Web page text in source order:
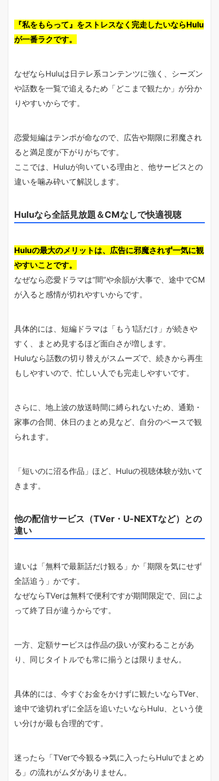
『私をもらって』をストレスなく完走したいならHulu
が一番ラクです。
なぜならHuluは日テレ系コンテンツに強く、シーズン
や話数を一覧で追えるため「どこまで観たか」が分か
りやすいからです。
恋愛短編はテンポが命なので、広告や期限に邪魔され
ると満足度が下がりがちです。
ここでは、Huluが向いている理由と、他サービスとの
違いを噛み砕いて解説します。
Huluなら全話見放題＆CMなしで快適視聴
Huluの最大のメリットは、広告に邪魔されず一気に観
やすいことです。
なぜなら恋愛ドラマは“間”や余韻が大事で、途中でCM
が入ると感情が切れやすいからです。
具体的には、短編ドラマは「もう1話だけ」が続きや
すく、まとめ見するほど面白さが増します。
Huluなら話数の切り替えがスムーズで、続きから再生
もしやすいので、忙しい人でも完走しやすいです。
さらに、地上波の放送時間に縛られないため、通勤・
家事の合間、休日のまとめ見など、自分のペースで観
られます。
「短いのに沼る作品」ほど、Huluの視聴体験が効いて
きます。
他の配信サービス（TVer・U-NEXTなど）との
違い
違いは「無料で最新話だけ観る」か「期限を気にせず
全話追う」かです。
なぜならTVerは無料で便利ですが期間限定で、回によ
って終了日が違うからです。
一方、定額サービスは作品の扱いが変わることがあ
り、同じタイトルでも常に揃うとは限りません。
具体的には、今すぐお金をかけずに観たいならTVer、
途中で途切れずに全話を追いたいならHulu、という使
い分けが最も合理的です。
迷ったら「TVerで今観る→気に入ったらHuluでまとめ
る」の流れがムダがありません。